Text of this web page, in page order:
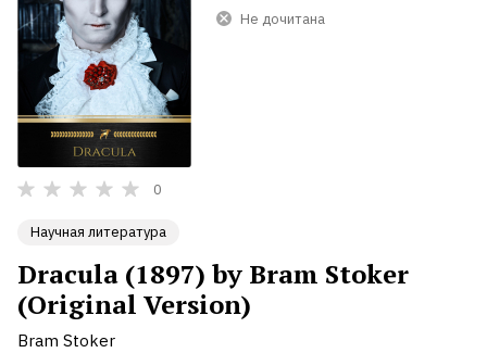
Не дочитана
0
Научная литература
Dracula (1897) by Bram Stoker
(Original Version)
Bram Stoker